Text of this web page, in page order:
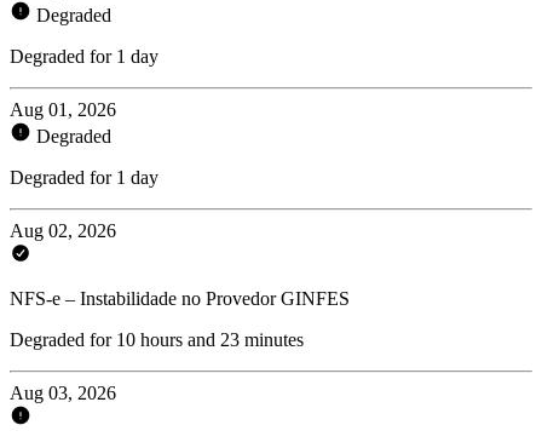
Degraded
Degraded for 1 day
Aug 01, 2026
Degraded
Degraded for 1 day
Aug 02, 2026
NFS-e – Instabilidade no Provedor GINFES
Degraded for 10 hours and 23 minutes
Aug 03, 2026